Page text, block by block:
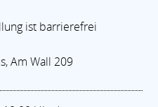
ist barrierefrei
Am Wall 209